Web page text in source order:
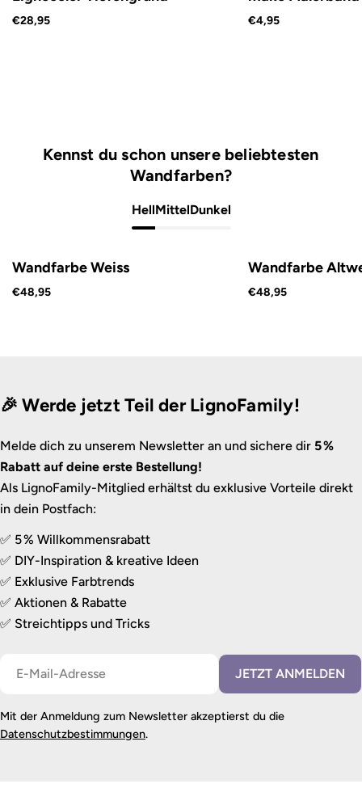
€28,95 €4,95
Kennst du schon unsere beliebtesten
Wandfarben?
HellMittelDunkel
Wandfarbe Weiss
€48,95
Wandfarbe
€48,95
🎉 Werde jetzt Teil der LignoFamily!
Melde dich zu unserem Newsletter an und sichere dir 5 %
Rabatt auf deine erste Bestellung!
Als LignoFamily-Mitglied erhältst du exklusive Vorteile direkt
in dein Postfach:
✅ 5 % Willkommensrabatt
✅ DIY-Inspiration & kreative Ideen
✅ Exklusive Farbtrends
✅ Aktionen & Rabatte
✅ Streichtipps und Tricks
JETZT ANMELDEN
Mit der Anmeldung zum Newsletter akzeptierst du die
Datenschutzbestimmungen.